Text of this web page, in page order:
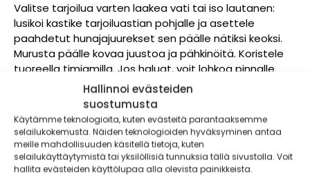
Hallinnoi evästeiden
suostumusta
Käytämme teknologioita, kuten evästeitä parantaaksemme
selailukokemusta. Näiden teknologioiden hyväksyminen antaa
meille mahdollisuuden käsitellä tietoja, kuten
selailukäyttäytymistä tai yksilöllisiä tunnuksia tällä sivustolla. Voit
hallita evästeiden käyttölupaa alla olevista painikkeista.
Valitse tarjoilua varten laakea vati tai iso lautanen:
lusikoi kastike tarjoiluastian pohjalle ja asettele
paahdetut hunajajuurekset sen päälle nätiksi keoksi.
Murusta päälle kovaa juustoa ja pähkinöitä. Koristele
tuoreella timjamilla. Jos haluat, voit lohkoa pinnalle
myös pieniä paloja kennohunajaa antamaan lisää
makeutta ja rakennetta salaatille.